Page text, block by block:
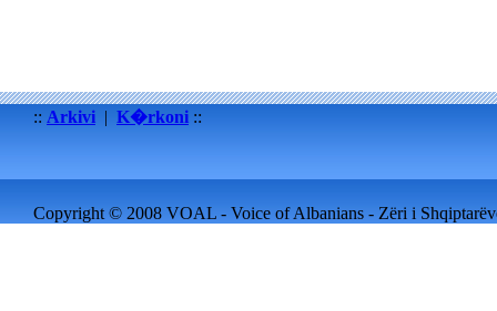
:: Arkivi | K�rkoni ::
Copyright © 2008 VOAL - Voice of Albanians - Zëri i